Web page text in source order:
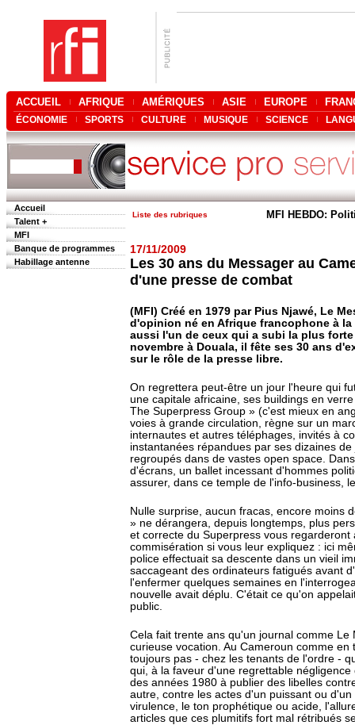
ACCUEIL AFRIQUE AMÉRIQUES ASIE EUROPE
ÉCONOMIE SPORTS CULTURE MUSIQUE SCIENCE
Accueil
Talent +
MFI
Banque de programmes
Habillage antenne
Liste des rubriques MFI HEBDO:
17/11/2009
Les 30 ans du Messager au
d'une presse de combat
(MFI) Créé en 1979 par Pius Njawé, Le
d'opinion né en Afrique francophone à
aussi l'un de ceux qui a subi la plus
novembre à Douala, il fête ses 30 ans
sur le rôle de la presse libre.
On regrettera peut-être un jour l'heure qui
une capitale africaine, ses buildings en
The Superpress Group » (c'est mieux en
voies à grande circulation, règne sur un
internautes et autres téléphages, invités à
instantanées répandues par ses dizaines
regroupés dans de vastes open space.
d'écrans, un ballet incessant d'hommes
assurer, dans ce temple de l'info-business,
Nulle surprise, aucun fracas, encore moins
» ne dérangera, depuis longtemps, plus
et correcte du Superpress vous
commisération si vous leur expliquez : ici
police effectuait sa descente dans un vieil
saccageant des ordinateurs fatigués avant
l'enfermer quelques semaines en
nouvelle avait déplu. C'était ce qu'on
public.
Cela fait trente ans qu'un journal comme
curieuse vocation. Au Cameroun comme
toujours pas - chez les tenants de l'ordre -
qui, à la faveur d'une regrettable
des années 1980 à publier des libelles
autre, contre les actes d'un puissant ou
virulence, le ton prophétique ou acide,
articles que ces plumitifs fort mal rétribués